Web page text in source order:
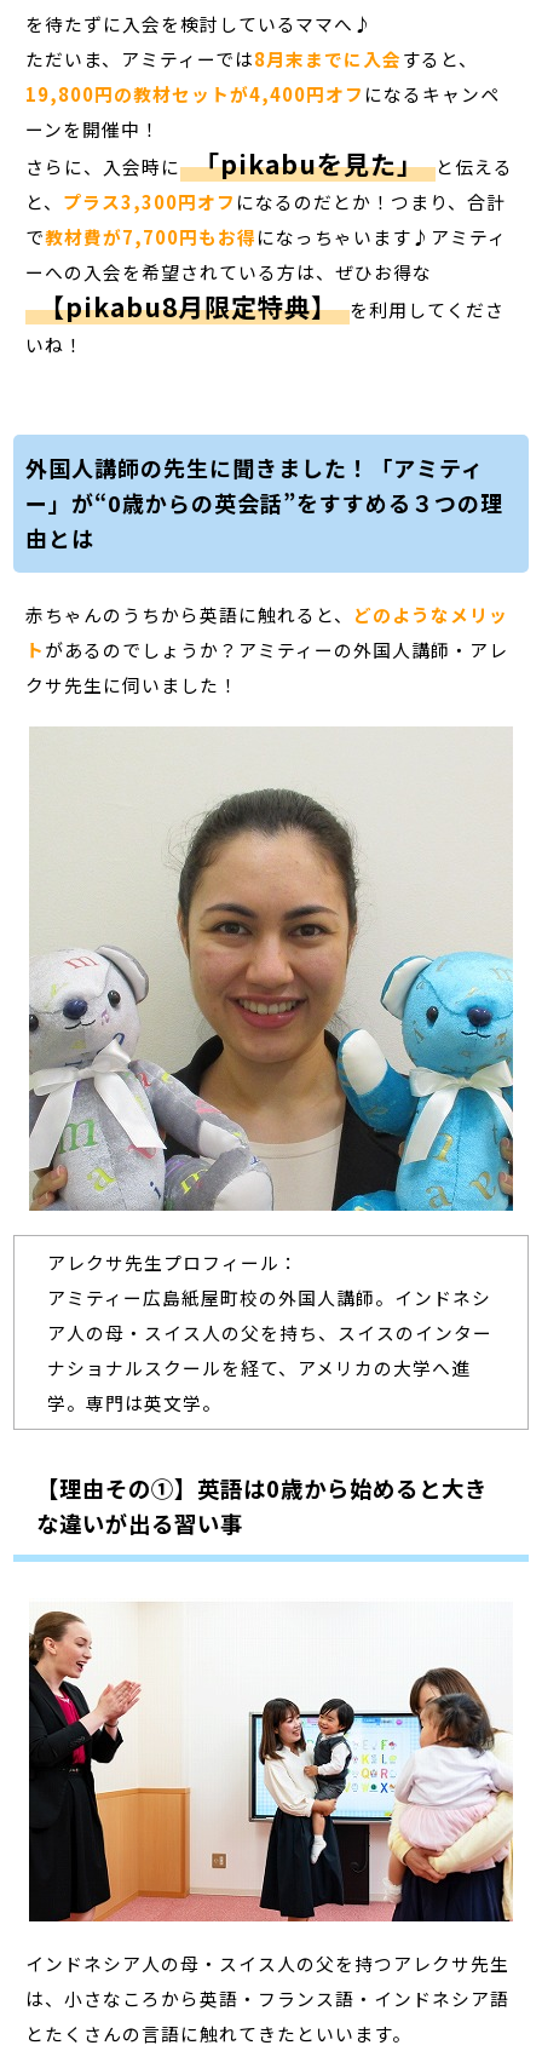
を待たずに入会を検討しているママへ♪
ただいま、アミティーでは8月末までに入会すると、
19,800円の教材セットが4,400円オフ になるキャンペ
ーンを開催中！
さらに、入会時に 「pikabuを見た」
と伝える
と、 プラス3,300円オフ になるのだとか！つまり、合計
で教材費が7,700円もお得になっちゃいます♪アミティ
ーへの入会を希望されている方は、ぜひお得な
【pikabu8月限定特典】 を利用してくださ
いね！
外国人講師の先生に聞きました！「アミティ
ー」が“0歳からの英会話”をすすめる３つの理
由とは
赤ちゃんのうちから英語に触れると、 どのようなメリッ
トがあるのでしょうか？アミティーの外国人講師・アレ
クサ先生に伺いました！
アレクサ先生プロフィール：
アミティー広島紙屋町校の外国人講師。インドネシ
ア人の母・スイス人の父を持ち、スイスのインター
ナショナルスクールを経て、アメリカの大学へ進
学。専門は英文学。
【理由その①】英語は0歳から始めると大き
な違いが出る習い事
インドネシア人の母・スイス人の父を持つアレクサ先生
は、小さなころから英語・フランス語・インドネシア語
とたくさんの言語に触れてきたといいます。